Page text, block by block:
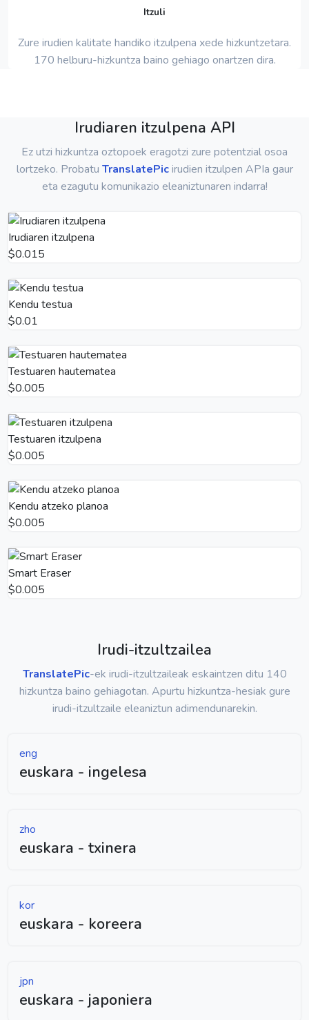
Itzuli
Zure irudien kalitate handiko itzulpena xede hizkuntzetara.
170 helburu-hizkuntza baino gehiago onartzen dira.
Irudiaren itzulpena API
Ez utzi hizkuntza oztopoek eragotzi zure potentzial osoa
lortzeko. Probatu TranslatePicirudien itzulpen APIa gaur
eta ezagutu komunikazio eleaniztunaren indarra!
Irudiaren itzulpena
$0.015
Kendu testua
$0.01
Testuaren hautematea
$0.005
Testuaren itzulpena
$0.005
Kendu atzeko planoa
$0.005
Smart Eraser
$0.005
Irudi-itzultzailea
TranslatePic-ek irudi-itzultzaileak eskaintzen ditu 140
hizkuntza baino gehiagotan. Apurtu hizkuntza-hesiak gure
irudi-itzultzaile eleaniztun adimendunarekin.
eng
euskara - ingelesa
zho
euskara - txinera
kor
euskara - koreera
jpn
euskara - japoniera